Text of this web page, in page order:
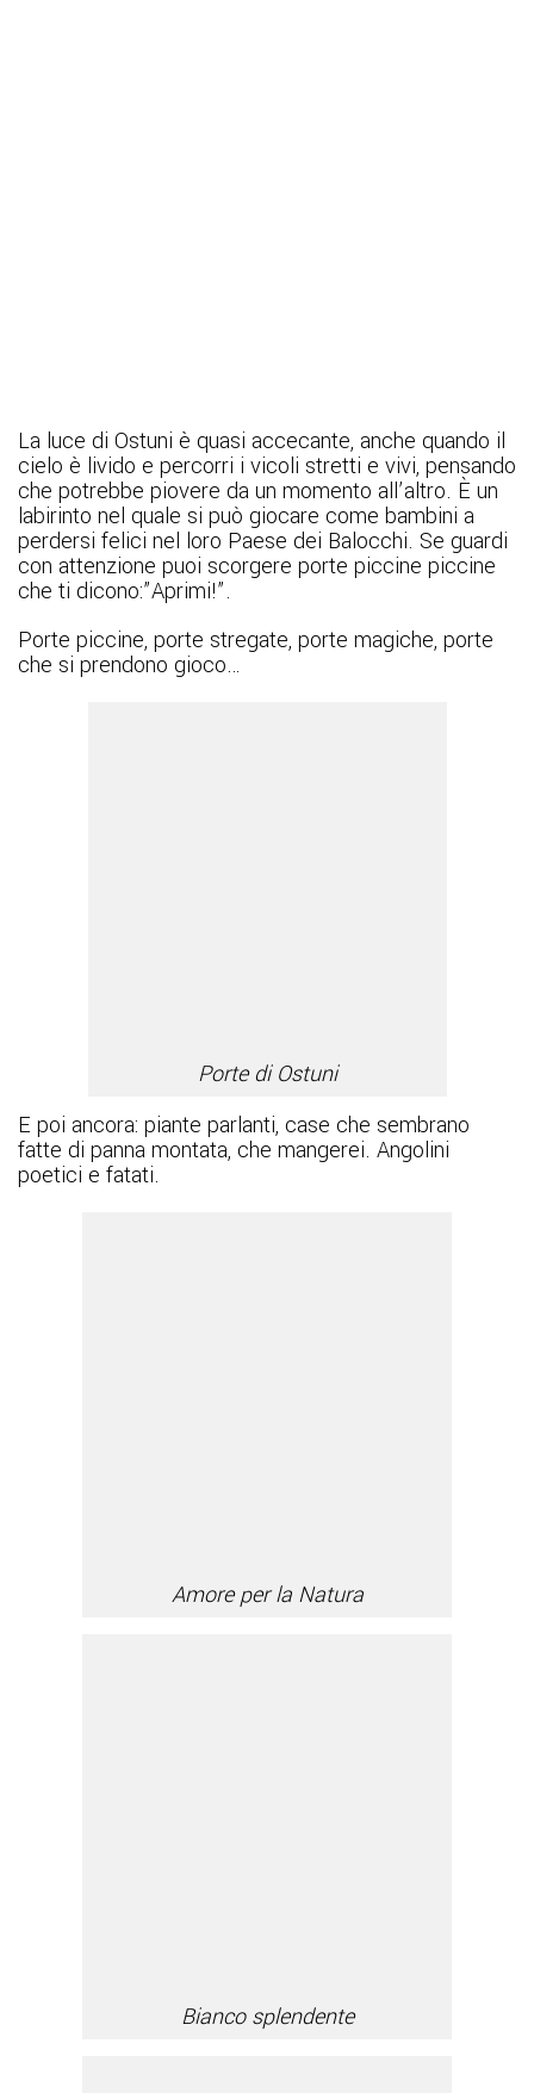
La luce di Ostuni è quasi accecante, anche quando il
cielo è livido e percorri i vicoli stretti e vivi, pensando
che potrebbe piovere da un momento all’altro. È un
labirinto nel quale si può giocare come bambini a
perdersi felici nel loro Paese dei Balocchi. Se guardi
con attenzione puoi scorgere porte piccine piccine
che ti dicono:”Aprimi!”.
Porte piccine, porte stregate, porte magiche, porte
che si prendono gioco…
Porte di Ostuni
E poi ancora: piante parlanti, case che sembrano
fatte di panna montata, che mangerei. Angolini
poetici e fatati.
Amore per la Natura
Bianco splendente